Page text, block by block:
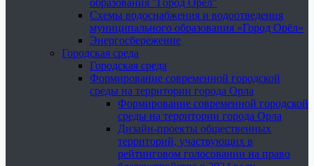
образования "Город Орёл"
Схемы водоснабжения и водоотведения
муниципального образования «Город Орёл»
Энергосбережение
Городская среда
Городская среда
Формирование современной городской
среды на территории города Орла
Формирование современной городской
среды на территории города Орла
Дизайн-проекты общественных
территорий, участвующих в
рейтинговом голосовании на право